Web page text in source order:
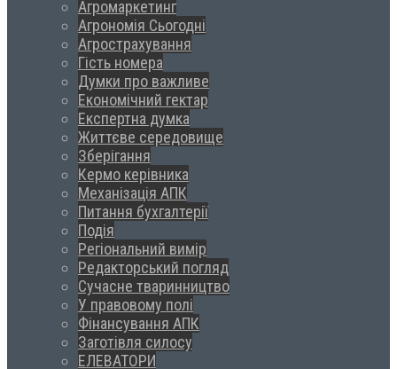
Агромаркетинг
Агрономія Сьогодні
Агрострахування
Гість номера
Думки про важливе
Економічний гектар
Експертна думка
Життєве середовище
Зберігання
Кермо керівника
Механізація АПК
Питання бухгалтерії
Подія
Регіональний вимір
Редакторський погляд
Сучасне тваринництво
У правовому полі
Фінансування АПК
Заготівля силосу
ЕЛЕВАТОРИ